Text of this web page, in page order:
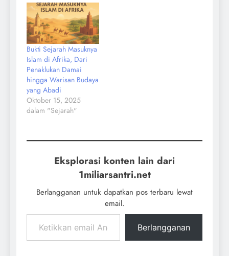
Bukti Sejarah Masuknya
Islam di Afrika, Dari
Penaklukan Damai
hingga Warisan Budaya
yang Abadi
Oktober 15, 2025
dalam "Sejarah"
Eksplorasi konten lain dari
1miliarsantri.net
Berlangganan untuk dapatkan pos terbaru lewat
email.
Berlangganan